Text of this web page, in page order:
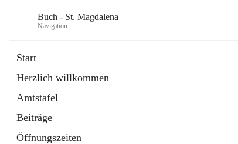
Buch - St. Magdalena
Navigation
Start
Herzlich willkommen
Amtstafel
Beiträge
Öffnungszeiten